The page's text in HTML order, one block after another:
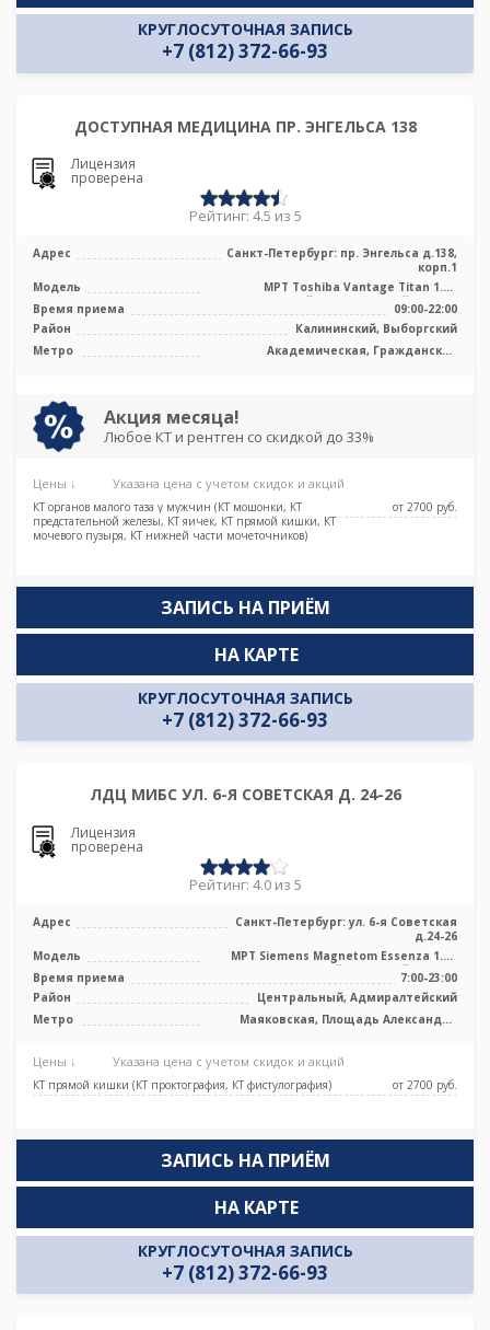
КРУГЛОСУТОЧНАЯ ЗАПИСЬ
+7 (812) 372-66-93
ДОСТУПНАЯ МЕДИЦИНА ПР. ЭНГЕЛЬСА 138
Лицензия
проверена
Рейтинг: 4.5 из 5
Адрес
Санкт-Петербург: пр. Энгельса д.138,
корп.1
Модель
МРТ Toshiba Vantage Titan 1.5T
высокопольный полуоткрытый тип, КТ
Tosh ...
Время приема
09:00-22:00
Район
Калининский, Выборгский
Метро
Академическая, Гражданский
Акция месяца!
Любое КТ и рентген со скидкой до 33%
Цены ↓ Указана цена с учетом скидок и акций
КТ органов малого таза у мужчин (КТ мошонки, КТ
предстательной железы, КТ яичек, КТ прямой кишки, КТ
мочевого пузыря, КТ нижней части мочеточников)
от 2700 pуб.
ЗАПИСЬ НА ПРИЁМ
КРУГЛОСУТОЧНАЯ ЗАПИСЬ
+7 (812) 372-66-93
НА КАРТЕ
ЛДЦ МИБС УЛ. 6-Я СОВЕТСКАЯ Д. 24-26
Лицензия
проверена
Рейтинг: 4.0 из 5
Адрес
Санкт-Петербург: ул. 6-я Советская
д.24-26
Модель
МРТ Siemens Magnetom Essenza 1.5T
высокопольный закрытый тип, КТ
Sieme ...
Время приема
7:00-23:00
Район
Центральный, Адмиралтейский
Метро
Маяковская, Площадь Александра
Цены ↓ Указана цена с учетом скидок и акций
КТ прямой кишки (КТ проктография, КТ фистулография) от 2700 pуб.
ЗАПИСЬ НА ПРИЁМ
КРУГЛОСУТОЧНАЯ ЗАПИСЬ
+7 (812) 372-66-93
НА КАРТЕ